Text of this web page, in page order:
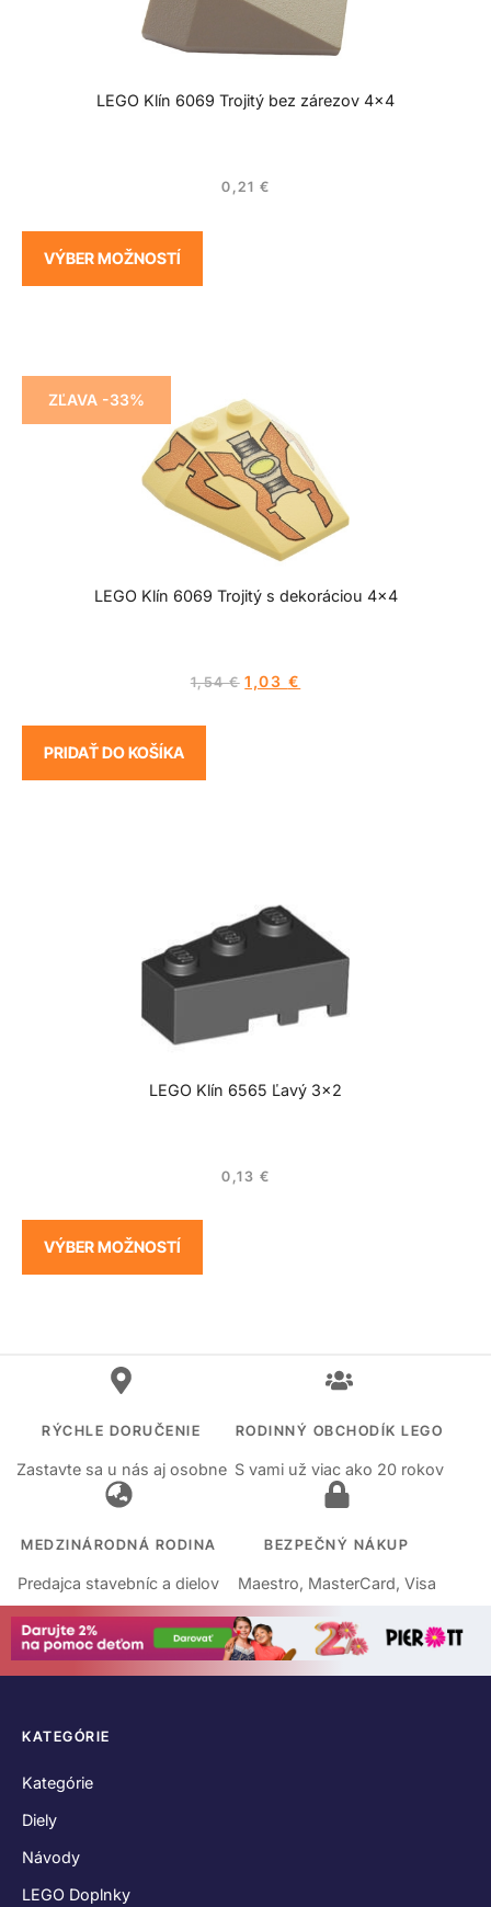
LEGO Klín 6069 Trojitý bez zárezov 4×4
0,21 €
VÝBER MOŽNOSTÍ
ZĽAVA -33%
LEGO Klín 6069 Trojitý s dekoráciou 4×4
1,54€ 1,03 €
PRIDAŤ DO KOŠÍKA
LEGO Klín 6565 Ľavý 3×2
0,13 €
VÝBER MOŽNOSTÍ
RÝCHLE DORUČENIE
Zastavte sa u nás aj osobne
RODINNÝ OBCHODÍK LEGO
S vami už viac ako 20 rokov
MEDZINÁRODNÁ RODINA
Predajca stavebníc a dielov
BEZPEČNÝ NÁKUP
Maestro, MasterCard, Visa
KATEGÓRIE
Kategórie
Diely
Návody
LEGO Doplnky